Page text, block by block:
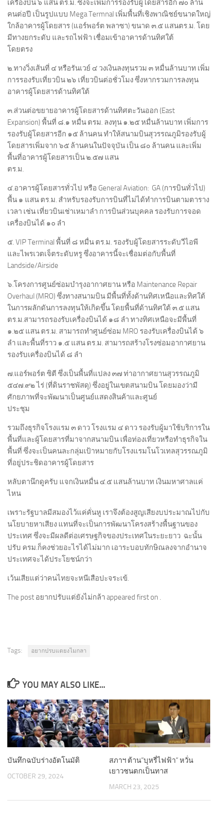
เครื่องบิน ๖ แสน ตร.ม. ซึ่งจะเพิ่มการรองรับผู้โดยสารอีก ๗๐ ล้าน
คนต่อปี เป็นรูปแบบ Mega Termnal เพิ่มพื้นที่เชิงพาณิชย์ขนาดใหญ่
ใกล้อาคารผู้โดยสาร (แอร์พอร์ต พลาซา) ขนาด ๓.๕ แสนตร.ม. โดย
มีทางยกระดับ และรถไฟฟ้า เชื่อมเข้าอาคารด้านทิศใต้
โดยตรง
๒.ทางวิ่งเส้นที่ ๔ หรือรันเวย์ ๔ วงเงินลงทุนรวม ๓ หมื่นล้านบาท เพิ่ม
การรองรับเที่ยวบิน ๒๖ เที่ยวบินต่อชั่วโมง ซึ่งหากรวมการลงทุน
อาคารผู้โดยสารด้านทิศใต้
๓.ส่วนต่อขยายอาคารผู้โดยสารด้านทิศตะวันออก (East
Expansion) พื้นที่ ๘.๑ หมื่น ตรม. ลงทุน ๑.๒๕ หมื่นล้านบาท เพิ่มการ
รองรับผู้โดยสารอีก ๑๕ ล้านคน ทำให้สนามบินสุวรรณภูมิรองรับผู้
โดยสารเพิ่มจาก ๖๕ ล้านคนในปัจจุบัน เป็น ๘๐ ล้านคน และเพิ่ม
พื้นที่อาคารผู้โดยสารเป็น ๒.๕๗ แสน
ตร.ม.
๔.อาคารผู้โดยสารทั่วไป หรือ General Aviation: GA (การบินทั่วไป)
พื้น ๑ แสน ตร.ม. สำหรับรองรับการบินที่ไม่ได้ทำการบินตามตาราง
เวลา เช่น เที่ยวบินเช่าเหมาลำ การบินส่วนบุคคล รองรับการจอด
เครื่องบินได้ ๑๐ ลำ
๕. VIP Terminal พื้นที่ ๘ หมื่น ตร.ม. รองรับผู้โดยสารระดับวีไอพี
และไพรเวตเจ็ตระดับหรู ซึ่งอาคารนี้จะเชื่อมต่อกับพื้นที่
Landside/Airside
๖.โครงการศูนย์ซ่อมบำรุงอากาศยาน หรือ Maintenance Repair
Overhaul (MRO) ซึ่งทางสนามบิน มีพื้นที่ทั้งด้านทิศเหนือและทิศใต้
ในการผลักดันการลงทุนให้เกิดขึ้น โดยพื้นที่ด้านทิศใต้ ๓.๕ แสน
ตร.ม.สามารถรองรับเครื่องบินได้ ๑๘ ลำ ทางทิศเหนือจะมีพื้นที่
๑.๒๕ แสน ตร.ม. สามารถทำศูนย์ซ่อม MRO รองรับเครื่องบินได้ ๖
ลำ และพื้นที่ราว ๑.๕ แสน ตร.ม. สามารถสร้างโรงซ่อมอากาศยาน
รองรับเครื่องบินได้ ๘ ลำ
๗.แอร์พอร์ต ซิตี ซึ่งเป็นพื้นที่แปลง ๓๗ ท่าอากาศยานสุวรรณภูมิ
๕๔๗.๙๒ ไร่ (ที่ดินราชพัสดุ) ซึ่งอยู่ในเขตสนามบิน โดยมองว่ามี
ศักยภาพที่จะพัฒนาเป็นศูนย์แสดงสินค้าและศูนย์
ประชุม
รวมถึงธุรกิจโรงแรม ๓ ดาว โรงแรม ๔ ดาว รองรับผู้มาใช้บริการใน
พื้นที่และผู้โดยสารที่มาจากสนามบิน เพื่อท่องเที่ยวหรือทำธุรกิจใน
พื้นที่ ซึ่งจะเป็นคนละกลุ่มเป้าหมายกับโรงแรมโนโวเทลสุวรรณภูมิ
ที่อยู่ประชิดอาคารผู้โดยสาร
หลับตานึกดูครับ แจกเงินหมื่น ๔.๕ แสนล้านบาท เงินมหาศาลแค่
ไหน
เพราะรัฐบาลมีสมองไว้แค่คั่นหู เราจึงต้องสูญเสียงบประมาณไปกับ
นโยบายหาเสียง แทนที่จะเป็นการพัฒนาโครงสร้างพื้นฐานของ
ประเทศ ซึ่งจะมีผลดีต่อเศรษฐกิจของประเทศในระยะยาว ฉะนั้น
ปรับ ครม.ก็คงช่วยอะไรได้ไม่มาก เอาระบอบทักษิณลงจากอำนาจ
ประเทศจะได้ประโยชน์กว่า
เว้นเสียแต่ว่าคนไทยจะหนีเสือปะจระเข้.
The post อยากปรับแต่ยังไม่กล้า appeared first on .
Tags: อยากปรบแตยงไมกลา
YOU MAY ALSO LIKE...
บันทึกฉบับร่างอัตโนมัติ
OCTOBER 29, 2024
สภาฯ ต้าน”บุหรี่ไฟฟ้า” หวั่น
เยาวชนตกเป็นทาส
MARCH 23, 2025